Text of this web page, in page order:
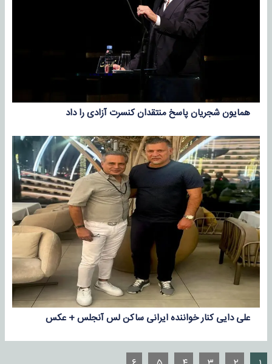
همایون شجریان پاسخ منتقدان کنسرت آزادی را داد
علی دایی کنار خواننده ایرانی ساکن لس آنجلس + عکس